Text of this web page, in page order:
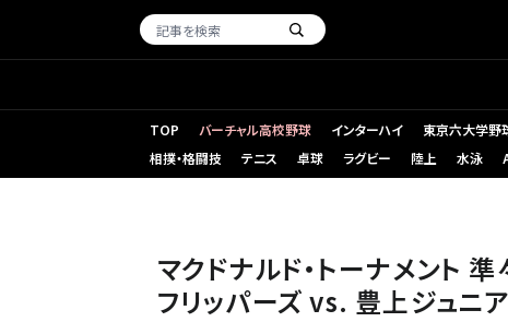
TOP バーチャル高校野球 インターハイ 東京六大学野
相撲・格闘技
テニス 卓球 ラグビー 陸上 水泳
マクドナルド・トーナメント
フリッパーズ vs. 豊上ジュニ